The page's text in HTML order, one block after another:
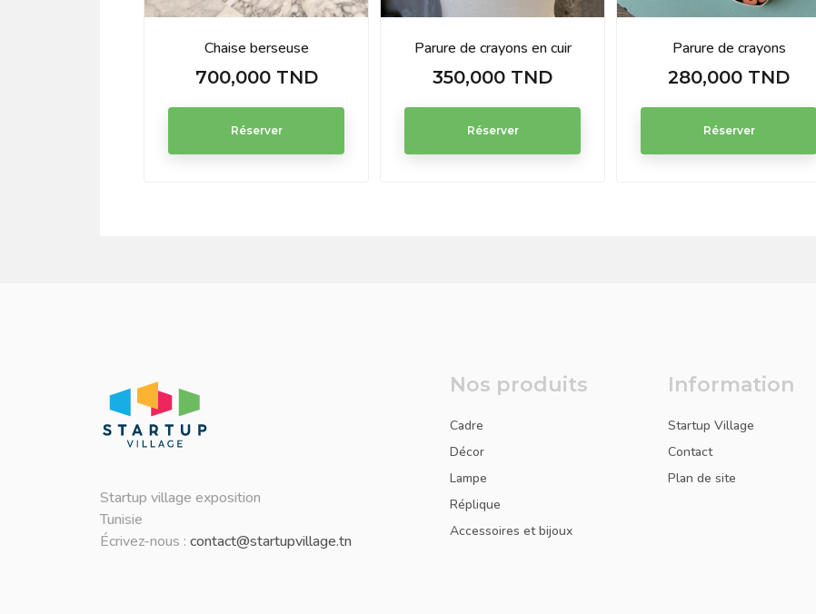
Chaise berseuse
Prix
700,000 TND
Réserver
Parure de crayons en cuir
Prix
350,000 TND
Réserver
Parure de crayons
Prix
280,000 TND
Réserver
Startup village exposition
Tunisie
Écrivez-nous : contact@startupvillage.tn
Nos produits
Cadre
Décor
Lampe
Réplique
Accessoires et bijoux
Information
Startup Village
Contact
Plan de site